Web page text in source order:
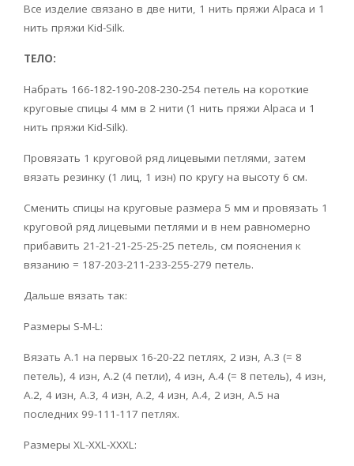
Все изделие связано в две нити, 1 нить пряжи Alpaca и 1
нить пряжи Kid-Silk.
ТЕЛО:
Набрать 166-182-190-208-230-254 петель на короткие
круговые спицы 4 мм в 2 нити (1 нить пряжи Alpaca и 1
нить пряжи Kid-Silk).
Провязать 1 круговой ряд лицевыми петлями, затем
вязать резинку (1 лиц, 1 изн) по кругу на высоту 6 см.
Сменить спицы на круговые размера 5 мм и провязать 1
круговой ряд лицевыми петлями и в нем равномерно
прибавить 21-21-21-25-25-25 петель, см пояснения к
вязанию = 187-203-211-233-255-279 петель.
Дальше вязать так:
Размеры S-M-L:
Вязать A.1 на первых 16-20-22 петлях, 2 изн, A.3 (= 8
петель), 4 изн, A.2 (4 петли), 4 изн, A.4 (= 8 петель), 4 изн,
A.2, 4 изн, A.3, 4 изн, A.2, 4 изн, A.4, 2 изн, A.5 на
последних 99-111-117 петлях.
Размеры XL-XXL-XXXL: